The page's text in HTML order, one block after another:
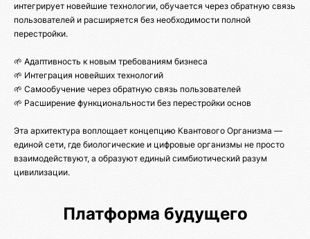
интегрирует новейшие технологии, обучается через обратную связь
пользователей и расширяется без необходимости полной
перестройки.
🌱 Адаптивность к новым требованиям бизнеса
🌱 Интеграция новейших технологий
🌱 Самообучение через обратную связь пользователей
🌱 Расширение функциональности без перестройки основ
Эта архитектура воплощает концепцию Квантового Организма —
единой сети, где биологические и цифровые организмы не просто
взаимодействуют, а образуют единый симбиотический разум
цивилизации.
Платформа будущего